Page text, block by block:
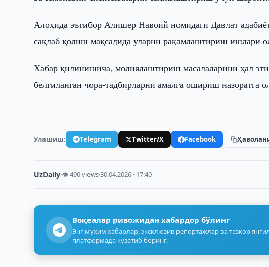
Алоҳида эътибор Алишер Навоий номидаги Давлат
сақлаб қолиш мақсадида уларни рақамлаштириш ишлари
Хабар қилинишича, молиялаштириш масалаларини ҳал
белгиланган чора-тадбирларни амалга ошириш назоратга
Улашиш: Telegram Twitter/X Facebook
UzDaily·👁 490 views·30.04.2026 · 17:40
Воқеалар ривожидан хабардор бўлинг
Энг муҳим хабарлар, эксклюзив репортажлар ва тезкор
платформада кузатиб боринг.